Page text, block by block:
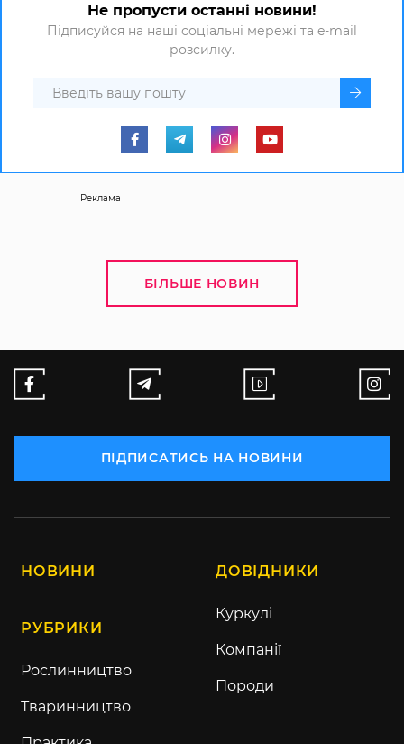
Не пропусти останні новини!
Підписуйся на наші соціальні мережі та e-mail
розсилку.
Реклама
БІЛЬШЕ НОВИН
ПІДПИСАТИСЬ НА НОВИНИ
НОВИНИ
РУБРИКИ
Рослинництво
Тваринництво
ДОВІДНИКИ
Куркулі
Компанії
Породи